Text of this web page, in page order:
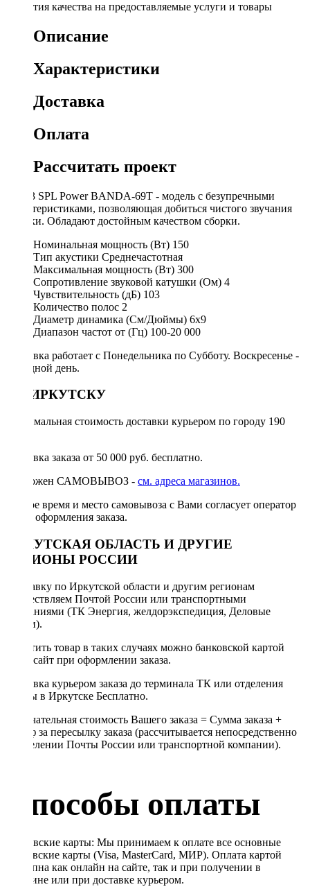
Гарантия качества на предоставляемые услуги и товары
Описание
Характеристики
Доставка
Оплата
Рассчитать проект
AZ-13 SPL Power BANDA-69T - модель с безупречными
характеристиками, позволяющая добиться чистого звучания
музыки. Обладают достойным качеством сборки.
Номинальная мощность (Вт) 150
Тип акустики Среднечастотная
Максимальная мощность (Вт) 300
Сопротивление звуковой катушки (Ом) 4
Чувствительность (дБ) 103
Количество полос 2
Диаметр динамика (См/Дюймы) 6х9
Диапазон частот от (Гц) 100-20 000
Доставка работает с Понедельника по Субботу. Воскресенье -
выходной день.
ПО ИРКУТСКУ
Минимальная стоимость доставки курьером по городу 190
Доставка заказа от 50 000 руб. бесплатно.
Возможен САМОВЫВОЗ - см. адреса магазинов.
Точное время и место самовывоза с Вами согласует оператор
после оформления заказа.
ИРКУТСКАЯ ОБЛАСТЬ И ДРУГИЕ
РЕГИОНЫ РОССИИ
Отправку по Иркутской области и другим регионам
осуществляем Почтой России или транспортными
компаниями (ТК Энергия, желдорэкспедиция, Деловые
линии).
Оплатить товар в таких случаях можно банковской картой
через сайт при оформлении заказа.
Доставка курьером заказа до терминала ТК или отделения
Почты в Иркутске Бесплатно.
Окончательная стоимость Вашего заказа = Сумма заказа +
Тариф за пересылку заказа (рассчитывается непосредственно
в отделении Почты России или транспортной компании).
Способы оплаты
Банковские карты: Мы принимаем к оплате все основные
банковские карты (Visa, MasterCard, МИР). Оплата картой
доступна как онлайн на сайте, так и при получении в
магазине или при доставке курьером.